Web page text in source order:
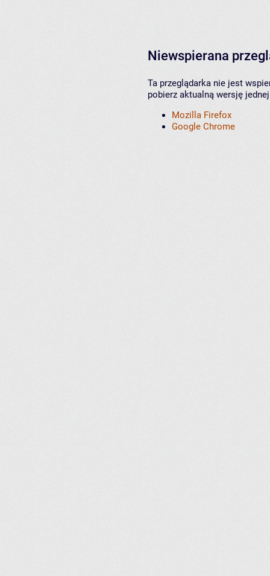
Niewspierana
Ta przeglądarka nie jest
pobierz aktualną wersję
Mozilla Firefox
Google Chrome